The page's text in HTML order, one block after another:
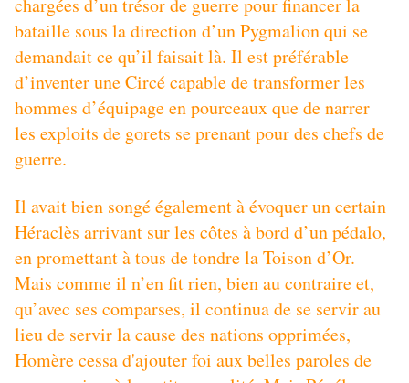
bataille sous la direction d’un Pygmalion qui se
demandait ce qu’il faisait là. Il est préférable
d’inventer une Circé capable de transformer les
hommes d’équipage en pourceaux que de narrer
les exploits de gorets se prenant pour des chefs de
guerre.
Il avait bien songé également à évoquer un certain
Héraclès arrivant sur les côtes à bord d’un pédalo,
en promettant à tous de tondre la Toison d’Or.
Mais comme il n’en fit rien, bien au contraire et,
qu’avec ses comparses, il continua de se servir au
lieu de servir la cause des nations opprimées,
Homère cessa d'ajouter foi aux belles paroles de